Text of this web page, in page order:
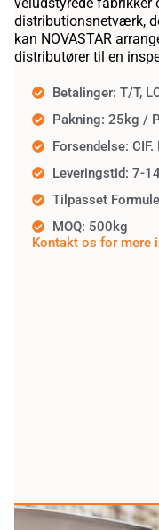
distributionsnetværk,
kan NOVASTAR
distributører til en
Betalinger: T/T,
Pakning: 25kg /
Forsendelse: CIF.
Leveringstid: 7-
Tilpasset
MOQ: 500kg
Kontakt os for mere